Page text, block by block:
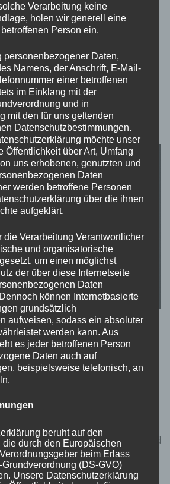
seiner Impulse. Das, was uns
das was wir kontrollieren können. Wir
gelegt hat und der Sturm schon
wir uns wieder beruhigt …
TEATIMESTORIES
ein geheimnisvolles
Organ?
aktualisiert am
sich und passt sich an. Es sagt und
hören. Es lässt uns Liebe empfinden,
wie viel wir forschen, niemand kann
Verarbeitung keine
holen wir generell eine
Person ein.
personenbezogener Daten,
Namens, der Anschrift, E-Mail-
einer betroffenen
im Einklang mit der
und in
mit den für uns geltenden
Datenschutzbestimmungen.
möchte unser
Öffentlichkeit über Art, Umfang
uns erhobenen, genutzten und
Daten
werden betroffene Personen
über die ihnen
aufgeklärt.
die Verarbeitung Verantwortlicher
und organisatorische
um einen möglichst
der über diese Internetseite
Daten
können Internetbasierte
grundsätzlich
aufweisen, sodass ein absoluter
werden kann. Aus
es jeder betroffenen Person
Daten auch auf
beispielsweise telefonisch, an
beruht auf den
die durch den Europäischen
beim Erlass
(DS-GVO)
Unsere Datenschutzerklärung